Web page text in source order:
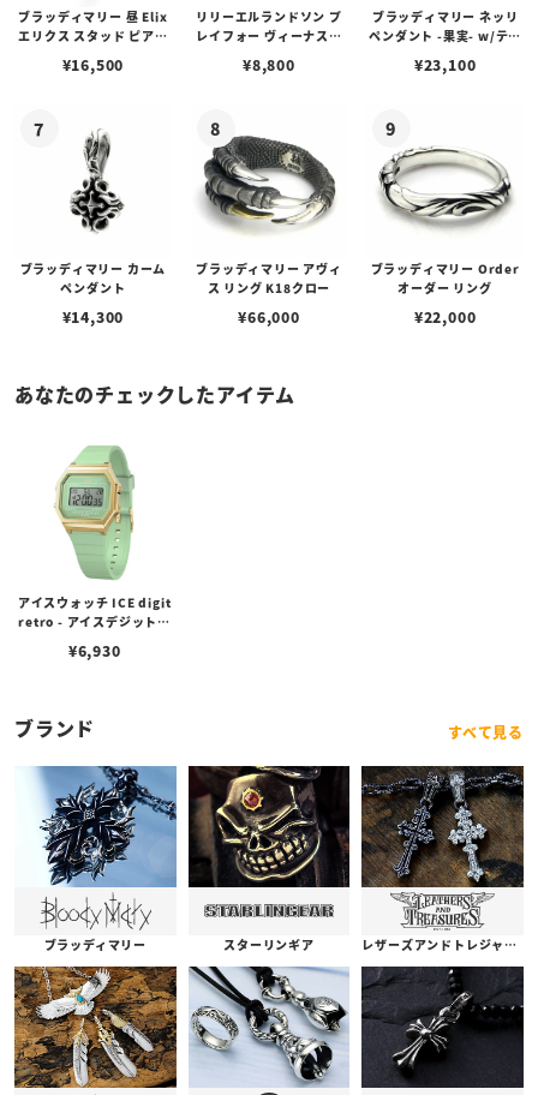
ブラッディマリー 昼 Elix
エリクス スタッド ピアス
¥16,500
リリーエルランドソン プ
レイフォー ヴィーナスチ
¥8,800
ブラッディマリー ネッリ
ペンダント -果実- w/ティ
¥23,100
ブラッディマリー カーム
ペンダント
¥14,300
ブラッディマリー アヴィ
ス リング K18クロー
¥66,000
ブラッディマリー Order
オーダー リング
¥22,000
あなたのチェックしたアイテム
アイスウォッチ ICE digit
retro - アイスデジットレ
（スモール）
¥6,930
ブランド すべて見る
ブラッディマリー スターリンギア レザーズアンドトレジャーズ